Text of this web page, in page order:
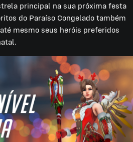
principal na sua próxima festa
do Paraíso Congelado também
mesmo seus heróis preferidos